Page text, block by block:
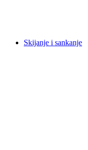
Skijanje i sankanje